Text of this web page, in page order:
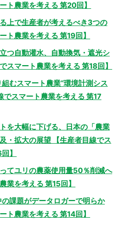
ト農業を考える 第20回】
上で生産者が考えるべき3つの
ト農業を考える 第19回】
つ自動灌水、自動換気・遮光シ
スマート農業を考える 第18回】
むスマート農業“環境計測シス
でスマート農業を考える 第17
を大幅に下げる、日本の「農業
・拡大の展望 【生産者目線でス
】
てユリの農薬使用量50％削減へ
業を考える 第15回】
課題がデータロガーで明らか
ト農業を考える 第14回】